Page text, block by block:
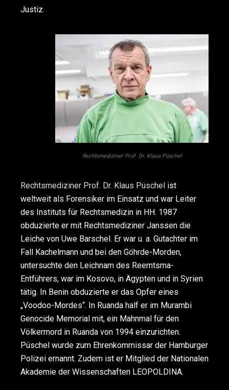
Justiz.
Rechtsmediziner Prof. Dr. Klaus Püschel
Rechtsmediziner Prof. Dr. Klaus Püschel ist
weltweit als Forensiker im Einsatz und war Leiter
des Instituts für Rechtsmedizin in HH. 1987
obduzierte er mit Rechtsmediziner Janssen die
Leiche von Uwe Barschel. Er war u. a. Gutachter im
Fall Kachelmann und bei den Göhrde-Morden,
untersuchte den Leichnam des Reemtsma-
Entführers, war im Kosovo, in Ägypten und in Syrien
tätig. In Benin obduzierte er das Opfer eines
„Voodoo-Mordes“. In Ruanda half er im Murambi
Genocide Memorial mit, ein Mahnmal für den
Völkermord in Ruanda von 1994 einzurichten.
Püschel wurde zum Ehrenkommissar der Hamburger
Polizei ernannt. Zudem ist er Mitglied der Nationalen
Akademie der Wissenschaften LEOPOLDINA.